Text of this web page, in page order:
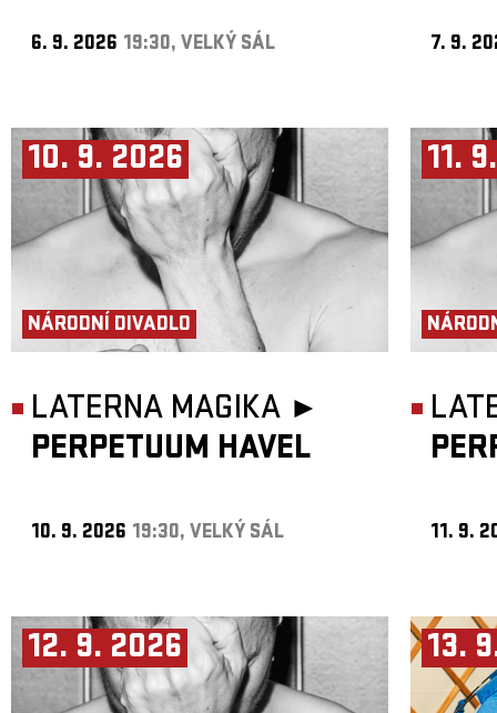
6. 9. 2026 19:30, VELKÝ SÁL 7. 9.
10. 9. 2026
NÁRODNÍ DIVADLO
LATERNA MAGIKA ►
PERPETUUM HAVEL
10. 9. 2026 19:30, VELKÝ SÁL
11.
11. 9.
12. 9. 2026 13.